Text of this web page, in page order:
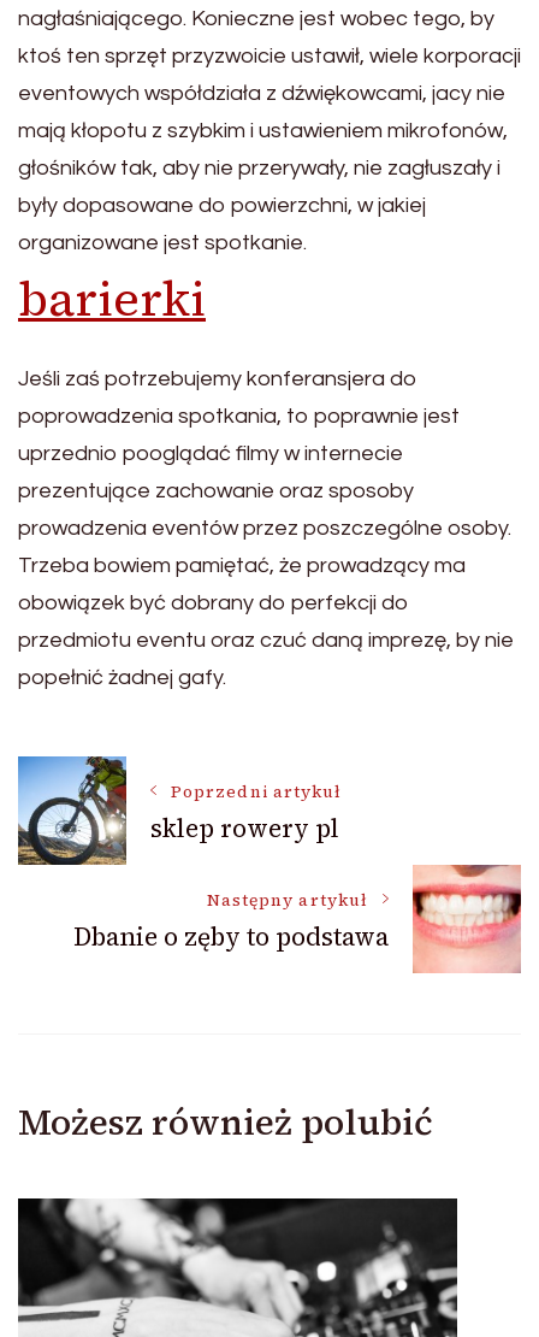
nagłaśniającego. Konieczne jest wobec tego, by
ktoś ten sprzęt przyzwoicie ustawił, wiele korporacji
eventowych współdziała z dźwiękowcami, jacy nie
mają kłopotu z szybkim i ustawieniem mikrofonów,
głośników tak, aby nie przerywały, nie zagłuszały i
były dopasowane do powierzchni, w jakiej
organizowane jest spotkanie.
barierki
Jeśli zaś potrzebujemy konferansjera do
poprowadzenia spotkania, to poprawnie jest
uprzednio pooglądać filmy w internecie
prezentujące zachowanie oraz sposoby
prowadzenia eventów przez poszczególne osoby.
Trzeba bowiem pamiętać, że prowadzący ma
obowiązek być dobrany do perfekcji do
przedmiotu eventu oraz czuć daną imprezę, by nie
popełnić żadnej gafy.
Nawigacja
wpisu
Poprzedni artykuł
sklep rowery pl
Następny artykuł
Dbanie o zęby to podstawa
Możesz również polubić